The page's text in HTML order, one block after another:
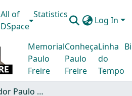
All of
DSpace
Statistics
Log In
Memorial
Paulo
Freire
Conheça
Paulo
Freire
Linha
do
Tempo
Acervo Educador Paulo Freire